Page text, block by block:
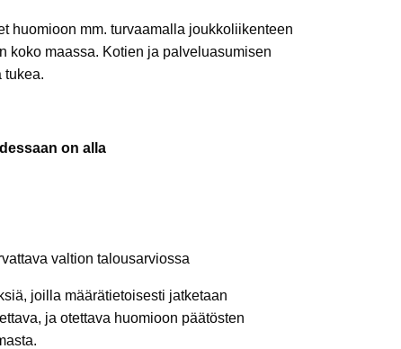
huomioon mm. turvaamalla joukkoliikenteen
maassa. Kotien ja palveluasumisen
tukea.
on alla
valtion talousarviossa
joilla määrätietoisesti jatketaan
ja otettava huomioon päätösten